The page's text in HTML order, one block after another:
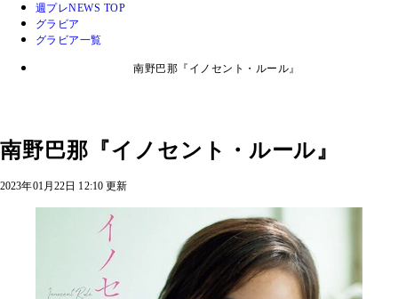
週プレNEWS TOP
グラビア
グラビア一覧
南野巴那『イノセント・ルール』
南野巴那『イノセント・ルール』
2023年01月22日 12:10 更新